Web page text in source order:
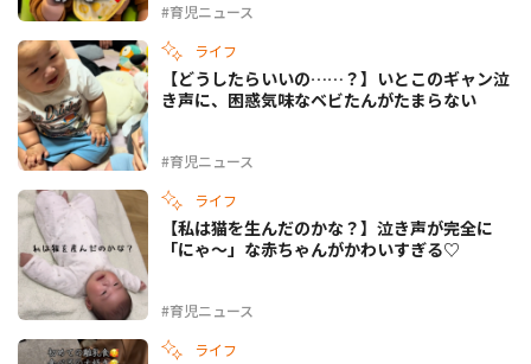
#育児ニュース
ライフ
#育児ニュース
【どうしたらいいの……？】いとこのギャン泣
き声に、困惑気味なベビたんがたまらない
ライフ
#育児ニュース
【私は猫を生んだのかな？】泣き声が完全に
「にゃ〜」な赤ちゃんがかわいすぎる♡
ライフ